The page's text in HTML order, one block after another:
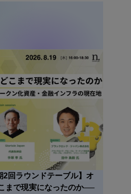
2回ラウンドテーブル】オ
まで現実になったのか──